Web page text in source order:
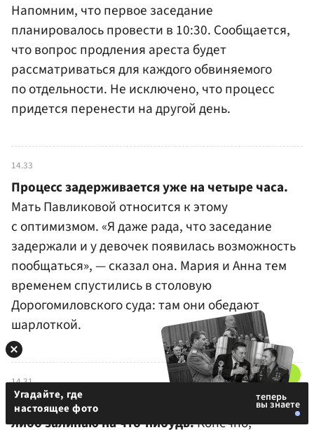
Напомним, что первое заседание
планировалось провести в 10:30. Сообщается,
что вопрос продления ареста будет
рассматриваться для каждого обвиняемого
по отдельности. Не исключено, что процесс
придется перенести на другой день.
14.33
Процесс задерживается уже на четыре часа.
Мать Павликовой относится к этому
с оптимизмом. «Я даже рада, что заседание
задержали и у девочек появилась возможность
пообщаться», — сказал она. Мария и Анна тем
временем спустились в столовую
Дорогомиловского суда: там они обедают
шарлоткой.
14.31
Сама Дубовик заявила:
«Я сейчас либо читаю,
либо залипаю на что-нибудь.Конечно,
Угадайте, где
настоящее фото